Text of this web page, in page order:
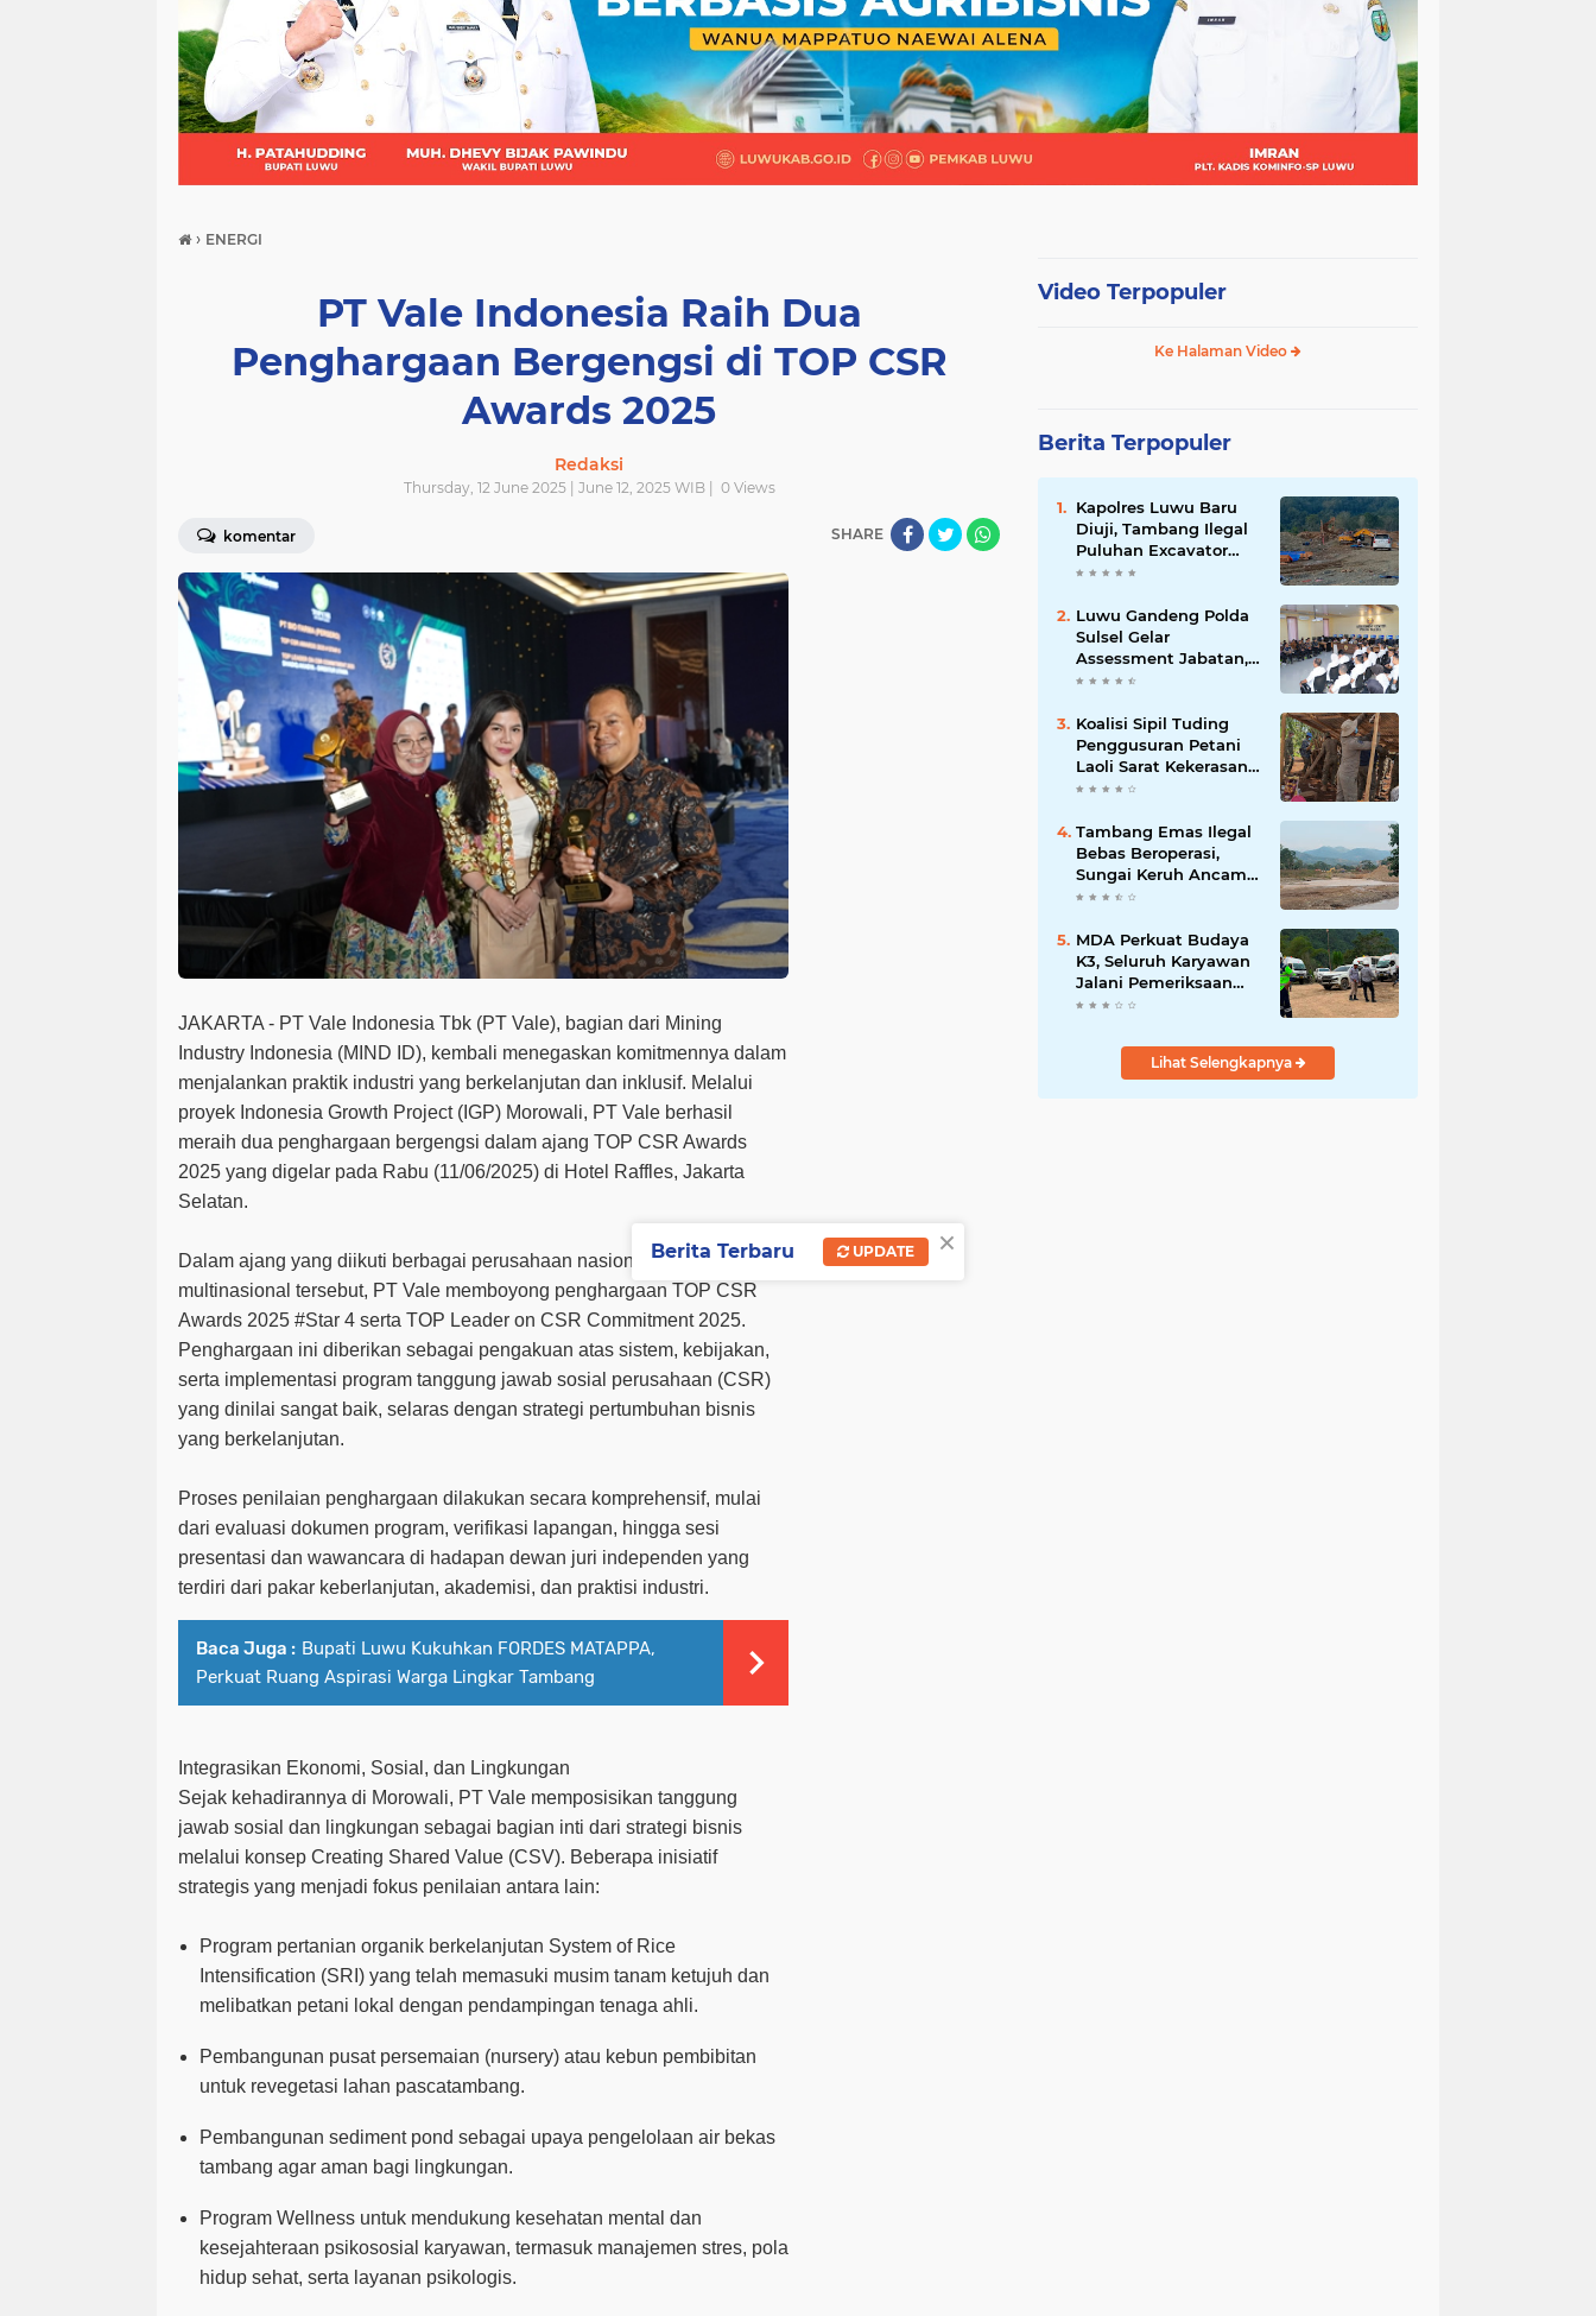
(21) (9) (7)
› ENERGI
PT Vale Indonesia Raih Dua
Penghargaan Bergengsi di TOP CSR
Awards 2025
Redaksi
Thursday, 12 June 2025 | June 12, 2025 WIB | 0Views
komentar SHARE
JAKARTA - PT Vale Indonesia Tbk (PT Vale), bagian dari Mining
Industry Indonesia (MIND ID), kembali menegaskan komitmennya dalam
menjalankan praktik industri yang berkelanjutan dan inklusif. Melalui
proyek Indonesia Growth Project (IGP) Morowali, PT Vale berhasil
meraih dua penghargaan bergengsi dalam ajang TOP CSR Awards
2025 yang digelar pada Rabu (11/06/2025) di Hotel Raffles, Jakarta
Selatan.
Dalam ajang yang diikuti berbagai perusahaan nasional dan
multinasional tersebut, PT Vale memboyong penghargaan TOP CSR
Awards 2025 #Star 4 serta TOP Leader on CSR Commitment 2025.
Penghargaan ini diberikan sebagai pengakuan atas sistem, kebijakan,
serta implementasi program tanggung jawab sosial perusahaan (CSR)
yang dinilai sangat baik, selaras dengan strategi pertumbuhan bisnis
yang berkelanjutan.
Proses penilaian penghargaan dilakukan secara komprehensif, mulai
dari evaluasi dokumen program, verifikasi lapangan, hingga sesi
presentasi dan wawancara di hadapan dewan juri independen yang
terdiri dari pakar keberlanjutan, akademisi, dan praktisi industri.
Baca Juga : Bupati Luwu Kukuhkan FORDES MATAPPA,
Perkuat Ruang Aspirasi Warga Lingkar Tambang
Integrasikan Ekonomi, Sosial, dan Lingkungan
Sejak kehadirannya di Morowali, PT Vale memposisikan tanggung
jawab sosial dan lingkungan sebagai bagian inti dari strategi bisnis
melalui konsep Creating Shared Value (CSV). Beberapa inisiatif
strategis yang menjadi fokus penilaian antara lain:
Program pertanian organik berkelanjutan System of Rice
Intensification (SRI) yang telah memasuki musim tanam ketujuh dan
melibatkan petani lokal dengan pendampingan tenaga ahli.
Pembangunan pusat persemaian (nursery) atau kebun pembibitan
untuk revegetasi lahan pascatambang.
Pembangunan sediment pond sebagai upaya pengelolaan air bekas
tambang agar aman bagi lingkungan.
Program Wellness untuk mendukung kesehatan mental dan
kesejahteraan psikososial karyawan, termasuk manajemen stres, pola
hidup sehat, serta layanan psikologis.
Video Terpopuler
Ke Halaman Video
Berita Terpopuler
Kapolres Luwu Baru
Diuji, Tambang Ilegal
Puluhan Excavator
Masih Bebas
Luwu Gandeng Polda
Sulsel Gelar
Assessment Jabatan,
Perkuat Penempatan
Kompetensi
Koalisi Sipil Tuding
Penggusuran Petani
Laoli Sarat Kekerasan,
Desak Hentikan PSN
Tambang Emas Ilegal
Bebas Beroperasi,
Sungai Keruh Ancam
Sawah dan Air Bersih
MDA Perkuat Budaya
K3, Seluruh Karyawan
Jalani Pemeriksaan
Sebelum Bekerja
Lihat Selengkapnya
×
Berita Terbaru UPDATE